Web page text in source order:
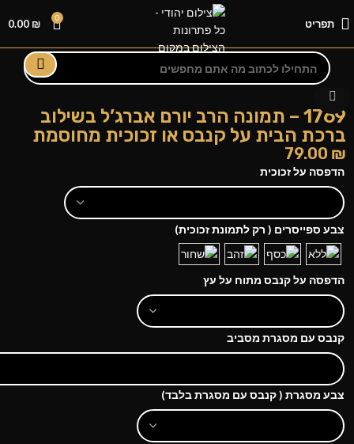
תפריט 0
0.00 ₪
1769 – תמונה הרב יורם אברג’ל בשילוב
ברכת הבית על קנבס או זכוכית מחוסמת
79.00 ₪
הדפסה על זכוכית
צבע ספייסרים ( רק לתמונת זכוכית)
הדפסה על קנבס מתוח על עץ
קנבס עם מסגרת מסביב
צבע מסגרת ( קנבס עם מסגרת בלבד)